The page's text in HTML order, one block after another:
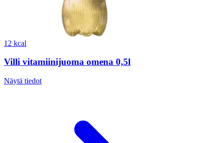
12 kcal
Villi vitamiinijuoma omena 0,5l
Näytä tiedot